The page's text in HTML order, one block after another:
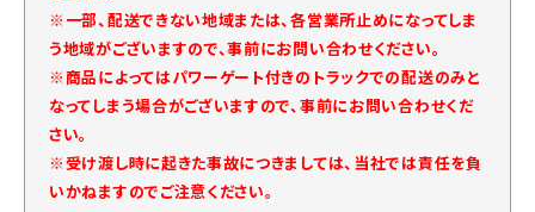
※一部、配送できない地域または、各営業所止めになってしま
う地域がございますので、事前にお問い合わせください。
※商品によってはパワーゲート付きのトラックでの配送のみと
なってしまう場合がございますので、事前にお問い合わせくだ
さい。
※受け渡し時に起きた事故につきましては、当社では責任を負
いかねますのでご注意ください。